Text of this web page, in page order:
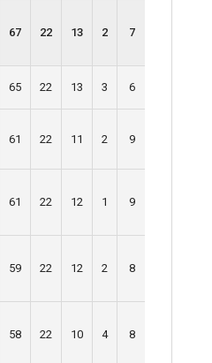
67 22 13 2 7
65 22 13 3 6
61 22 11 2 9
61 22 12 1 9
59 22 12 2 8
58 22 10 4 8